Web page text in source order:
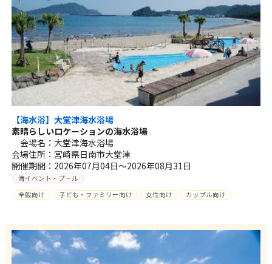
【海水浴】大堂津海水浴場
素晴らしいロケーションの海水浴場
会場名：大堂津海水浴場
会場住所：宮崎県日南市大堂津
開催期間：2026年07月04日～2026年08月31日
海イベント・プール
全般向け
子ども・ファミリー向け 女性向け カップル向け